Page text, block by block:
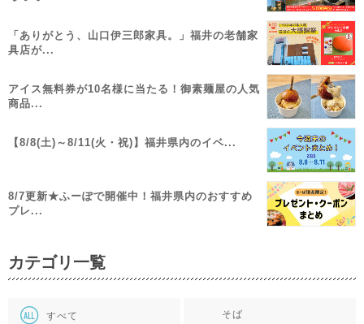
「ありがとう、山口伊三郎家具。」福井の老舗家
具店が...
アイス無料券が10名様に当たる！御素麺屋の人気
商品...
【8/8(土)～8/11(火・祝)】福井県内のイベ...
8/7更新★ふーぽで開催中！福井県内のおすすめ
プレ...
カテゴリ一覧
すべて そば